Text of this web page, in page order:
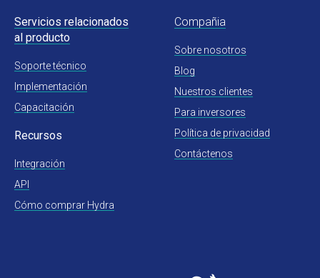
Servicios relacionados
al producto
Soporte técnico
Implementación
Capacitación
Recursos
Integración
API
Cómo comprar Hydra
Compañia
Sobre nosotros
Blog
Nuestros clientes
Para inversores
Política de privacidad
Contáctenos